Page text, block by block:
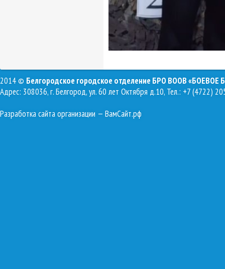
2014 © Белгородское городское отделение БРО ВООВ «БОЕВОЕ
Адрес: 308036, г. Белгород, ул. 60 лет Октября д.10, Тел.: +7 (4722)
Разработка сайта организации — ВамСайт.рф